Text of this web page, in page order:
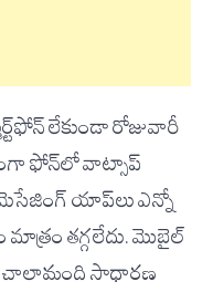
లేకుండా రోజువారీ
ఫోన్‌లో వాట్సాప్
యాప్‌లు ఎన్నో
మాత్రం తగ్గలేదు. మొబైల్
చాలామంది సాధారణ